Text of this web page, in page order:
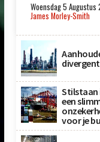
Woensdag 5 Augustus
James Morley-Smith
Stilstaan
een
voor je